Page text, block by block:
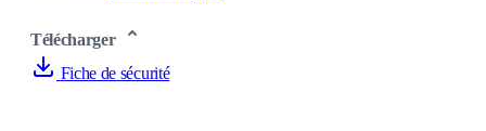
Télécharger
Fiche de sécurité